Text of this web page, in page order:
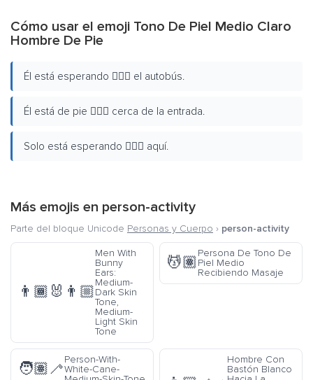
Cómo usar el emoji Tono De Piel Medio Claro
Hombre De Pie
Él está esperando 🧍🏼‍♂️ el autobús.
Él está de pie 🧍🏼‍♂️ cerca de la entrada.
Solo está esperando 🧍🏼‍♂️ aquí.
Más emojis en person-activity
Parte del bloque Unicode Personas y Cuerpo › person-activity
👨🏾‍🐰‍👨🏼
Men With
Bunny
Ears:
Medium-
Dark Skin
Tone,
Medium-
Light Skin
Tone
💆🏽
Persona De Tono De
Piel Medio
Recibiendo Masaje
🧑🏽‍🦯
Person-With-
White-Cane-
Hombre Con
Bastón Blanco